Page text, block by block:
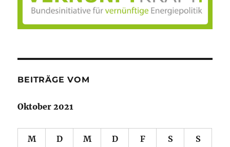
BEITRÄGE VOM
Oktober 2021
M D M D F S S